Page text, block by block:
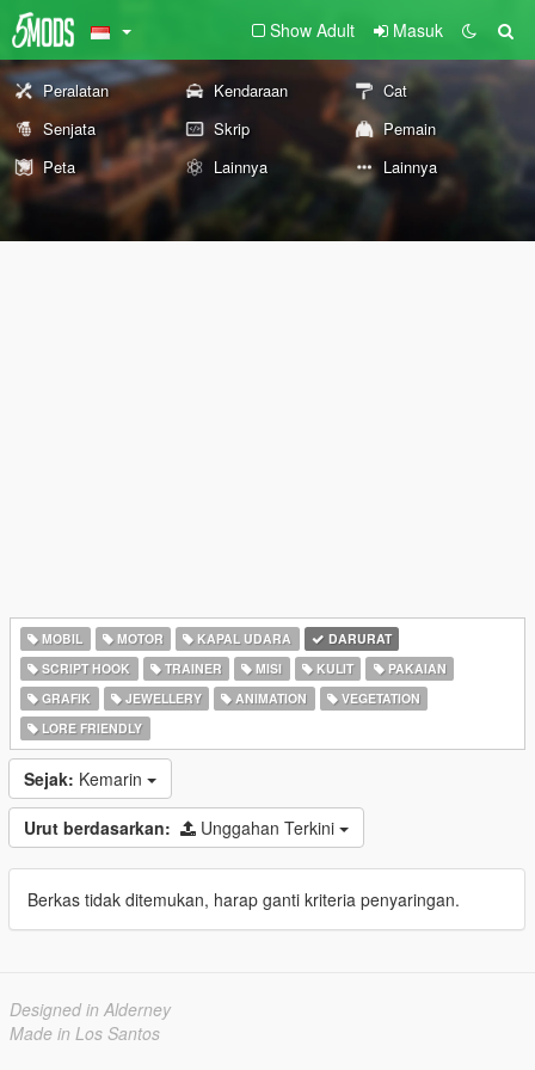
Show Adult Masuk
Peralatan Kendaraan
Cat
Senjata
Skrip
Pemain
Peta
Lainnya Lainnya
MOBIL MOTOR KAPAL UDARA
DARURAT
SCRIPT HOOK
TRAINER MISI KULIT
PAKAIAN
GRAFIK
JEWELLERY ANIMATION
VEGETATION
LORE FRIENDLY
Sejak: Kemarin
Urut berdasarkan: Unggahan Terkini
Berkas tidak ditemukan, harap ganti kriteria penyaringan.
Designed in Alderney
Made in Los Santos